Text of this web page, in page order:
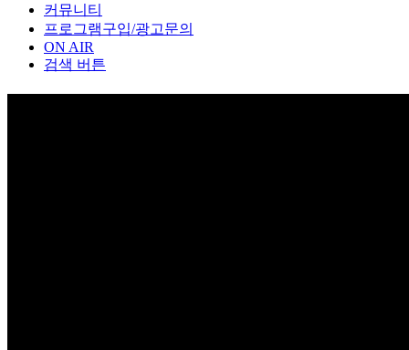
커뮤니티
프로그램구입/광고문의
ON AIR
검색 버튼